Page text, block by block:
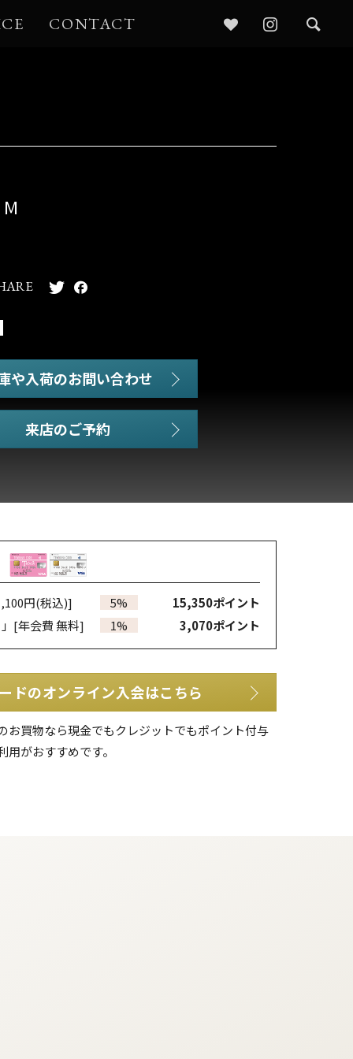
CONTACT
や入荷のお問い合わせ
円(税込)] 5% 15,350ポイント
[年会費 無料] 1% 3,070ポイント
ドのオンライン入会はこちら
お買物なら現金でもクレジットでもポイント付与
がおすすめです。